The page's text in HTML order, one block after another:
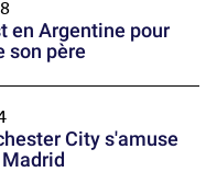
en Argentine pour
son père
City s'amuse